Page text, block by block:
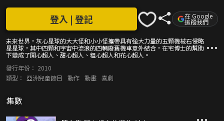
未來世界，灰心星球的大大怪和小小怪攜帶具有強大力量的五顆機械石侵略
星星球，其中四顆和宇宙中流浪的四輛廢舊機車意外結合，在宅博士的幫助
下變成了開心超人、甜心超人、粗心超人和花心超人。
登入 | 登記 在 Google
追蹤我們
發行年份： 2010
類型：
亞洲兒童節目 動作 動畫 喜劇
集數